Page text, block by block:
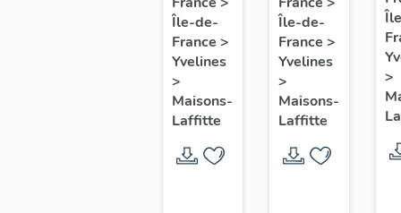
Île-de-
France >
Yvelines
>
Maisons-
Laffitte
(décor
intérieur)
Île-de-
France >
Yvelines
>
Maisons-
Laffitte
>